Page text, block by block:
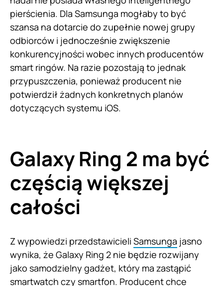
pierścienia. Dla Samsunga mogłaby to być
szansa na dotarcie do zupełnie nowej grupy
odbiorców i jednocześnie zwiększenie
konkurencyjności wobec innych producentów
smart ringów. Na razie pozostają to jednak
przypuszczenia, ponieważ producent nie
potwierdził żadnych konkretnych planów
dotyczących systemu iOS.
Galaxy Ring 2 ma być
częścią większej
całości
Z wypowiedzi przedstawicieli Samsunga jasno
wynika, że Galaxy Ring 2 nie będzie rozwijany
jako samodzielny gadżet, który ma zastąpić
smartwatch czy smartfon. Producent chce